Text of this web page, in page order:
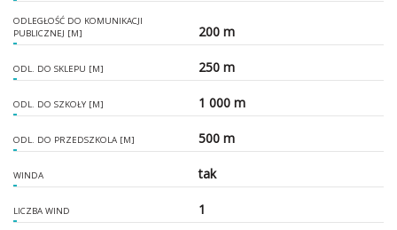
ODLEGŁOŚĆ DO KOMUNIKACJI
PUBLICZNEJ [M]
200 m
ODL. DO SKLEPU [M] 250 m
ODL. DO SZKOŁY [M] 1 000 m
ODL. DO PRZEDSZKOLA [M] 500 m
WINDA tak
LICZBA WIND 1